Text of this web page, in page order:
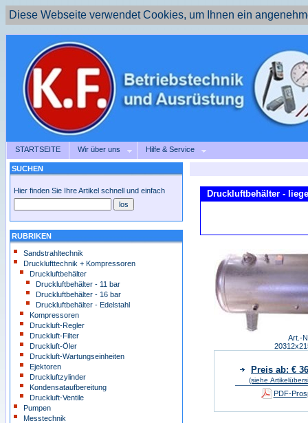
Diese Webseite verwendet Cookies, um Ihnen ein
STARTSEITE Wir über uns Hilfe & Service
SUCHEN
Hier finden Sie Ihre Artikel schnell und einfach
RUBRIKEN
Sandstrahltechnik
Drucklufttechnik + Kompressoren
Druckluftbehälter
Druckluftbehälter - 11 bar
Druckluftbehälter - 16 bar
Druckluftbehälter - Edelstahl
Kompressoren
Druckluft-Regler
Druckluft-Filter
Druckluft-Öler
Druckluft-Wartungseinheiten
Ejektoren
Druckluftzylinder
Kondensataufbereitung
Druckluft-Ventile
Pumpen
Messtechnik
Druckluftbehälter -
Art.-
Preis ab: €
(siehe
PDF-